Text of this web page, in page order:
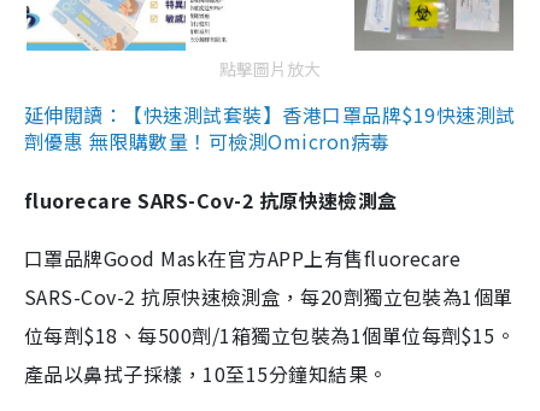
點擊圖片放大
延伸閱讀：【快速測試套裝】香港口罩品牌$19快速測試
劑優惠 無限購數量！可檢測Omicron病毒
fluorecare SARS-Cov-2 抗原快速檢測盒
口罩品牌Good Mask在官方APP上有售fluorecare
SARS-Cov-2 抗原快速檢測盒，每20劑獨立包裝為1個單
位每劑$18、每500劑/1箱獨立包裝為1個單位每劑$15。
產品以鼻拭子採樣，10至15分鐘知結果。